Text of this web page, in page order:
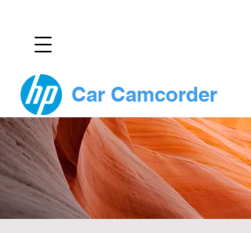
Car Camcorder